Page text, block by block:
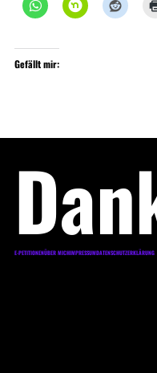
Gefällt mir:
E-PETITIONENÜBER MICHIMPRESSUMDATENSCHUTZERKLÄRUNG